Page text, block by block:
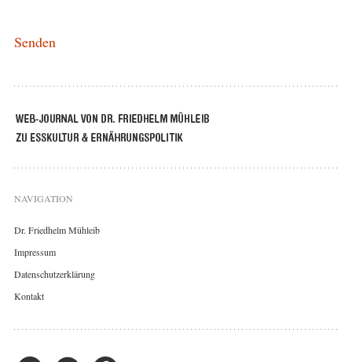
NAVIGATION
Dr. Friedhelm Mühleib
Impressum
Datenschutzerklärung
Kontakt